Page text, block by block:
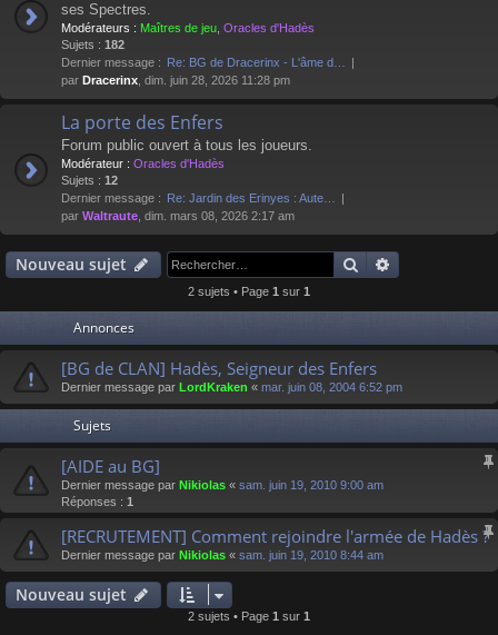
ses Spectres.
Modérateurs : Maîtres de jeu Oracles d'Hadès
Sujets : 182
Dernier message : Re: BG de Dracerinx - L'âme d…
par Dracerinx , dim. juin 28, 2026 11:28 pm
La porte des Enfers
Forum public ouvert à tous les joueurs.
Modérateur : Oracles d'Hadès
Sujets : 12
Dernier message : Re: Jardin des Erinyes : Aute…
par Waltraute , dim. mars 08, 2026 2:17 am
Nouveau sujet Rechercher
2 sujets • Page 1 sur 1
Annonces
[BG de CLAN] Hadès, Seigneur des Enfers
Dernier message par LordKraken « mar. juin 08, 2004 6:52 pm
Sujets
[AIDE au BG]
Dernier message par Nikiolas « sam. juin 19, 2010 9:00 am
Réponses : 1
[RECRUTEMENT] Comment rejoindre l'armée de Hadès ?
Dernier message par Nikiolas « sam. juin 19, 2010 8:44 am
Nouveau sujet
2 sujets • Page 1 sur 1